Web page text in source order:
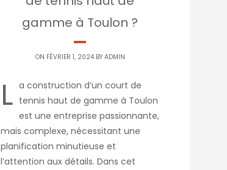
gamme à Toulon ?
ON FÉVRIER 1, 2024 BY ADMIN
L a construction d’un court de
tennis haut de gamme à Toulon
est une entreprise passionnante,
mais complexe, nécessitant une
planification minutieuse et
l’attention aux détails. Dans cet